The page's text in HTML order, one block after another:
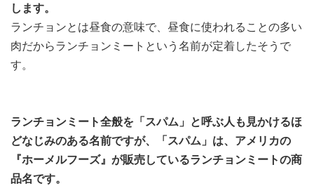
します。
ランチョンとは昼食の意味で、昼食に使われることの多い
肉だからランチョンミートという名前が定着したそうで
す。
ランチョンミート全般を「スパム」と呼ぶ人も見かけるほ
どなじみのある名前ですが、「スパム」は、アメリカの
『ホーメルフーズ』が販売しているランチョンミートの商
品名です。